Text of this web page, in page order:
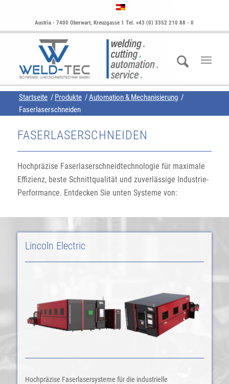
Austria - 7400 Oberwart, Kreuzgasse 1 Tel. +43 (0) 3352 210 88 - 0
Startseite / Produkte /Automation & Mechanisierung /
Faserlaserschneiden
FASERLASERSCHNEIDEN
Hochpräzise Faserlaserschneidtechnologie für maximale
Effizienz, beste Schnittqualität und zuverlässige Industrie-
Performance. Entdecken Sie unten Systeme von:
Lincoln Electric
Hochpräzise Faserlasersysteme für die industrielle